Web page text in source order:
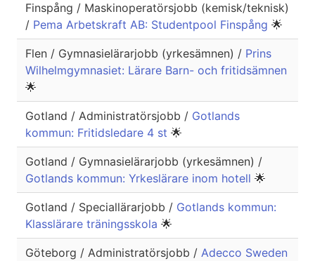
Finspång / Maskinoperatörsjobb (kemisk/teknisk)
/ Pema Arbetskraft AB: Studentpool Finspång 🌟
Flen / Gymnasielärarjobb (yrkesämnen) / Prins
Wilhelmgymnasiet: Lärare Barn- och fritidsämnen
🌟
Gotland / Administratörsjobb / Gotlands
kommun: Fritidsledare 4 st 🌟
Gotland / Gymnasielärarjobb (yrkesämnen) /
Gotlands kommun: Yrkeslärare inom hotell 🌟
Gotland / Speciallärarjobb / Gotlands kommun:
Klasslärare träningsskola 🌟
Göteborg / Administratörsjobb / Adecco Sweden